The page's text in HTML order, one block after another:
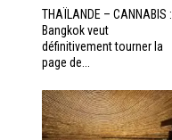
THAÏLANDE – CANNABIS :
Bangkok veut
définitivement tourner la
page de...